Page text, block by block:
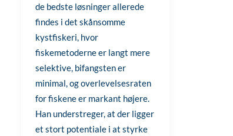
de bedste løsninger allerede
findes i det skånsomme
kystfiskeri, hvor
fiskemetoderne er langt mere
selektive, bifangsten er
minimal, og overlevelsesraten
for fiskene er markant højere.
Han understreger, at der ligger
et stort potentiale i at styrke